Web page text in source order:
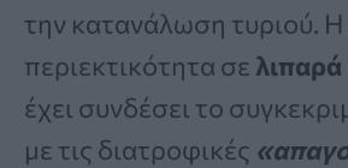
την κατανάλωση τυριού.
περιεκτικότητα σε λιπαρά
έχει συνδέσει το
με τις διατροφικές